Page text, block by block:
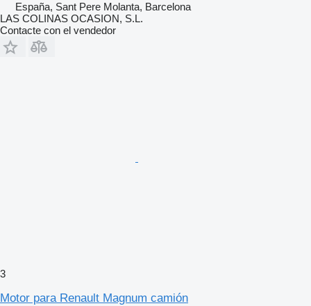
España, Sant Pere Molanta, Barcelona
LAS COLINAS OCASION, S.L.
Contacte con el vendedor
3
Motor para Renault Magnum camión